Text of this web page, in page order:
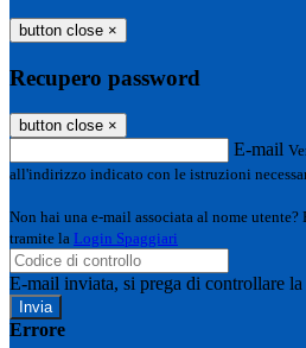
button close ×
Recupero password
button close ×
E-mail
all'indirizzo indicato con le istruzioni
Non hai una e-mail associata al nome
tramite la Login Spaggiari
E-mail inviata, si prega di controllare
Errore